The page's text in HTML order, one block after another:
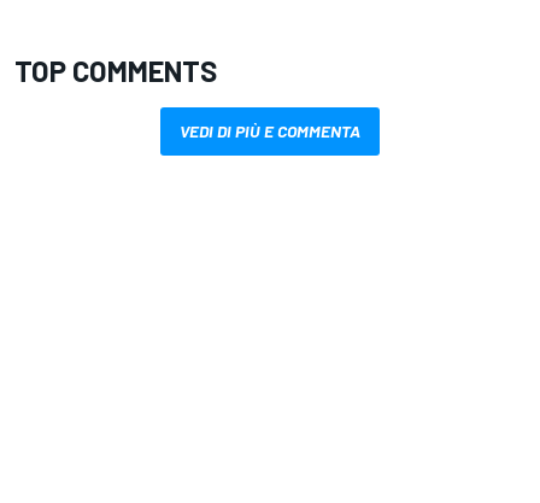
TOP COMMENTS
VEDI DI PIÙ E COMMENTA